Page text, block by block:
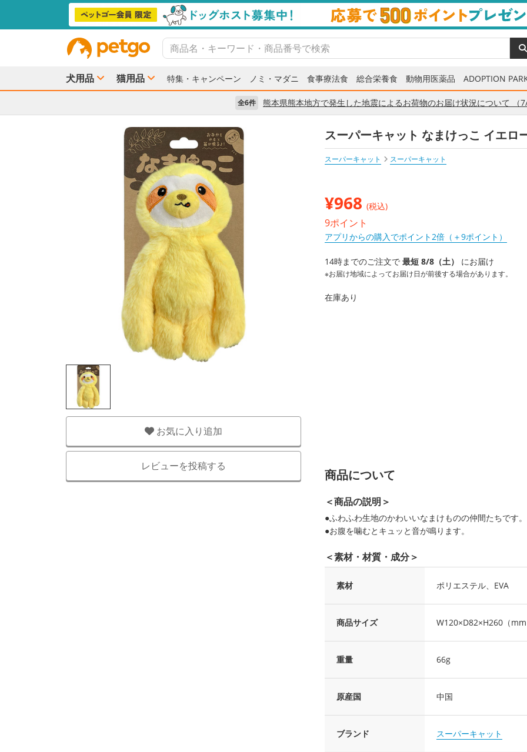
犬用品 猫用品 特集・キャンペーン ノミ・マダニ 食事療法食 総合栄養食 動物用医薬品 ADOPTION
全6件 熊本県熊本地方で発生した地震によるお荷物のお届け状況について （
お気に入り追加
レビューを投稿する
スーパーキャット なまけっこ イエロ
スーパーキャット スーパーキャット
¥968 (税込)
9ポイント
アプリからの購入でポイント2倍（＋9ポイント）
14時までのご注文で 最短 8/8（土） にお届け
※お届け地域によってお届け日が前後する場合があります。
在庫あり
商品について
＜商品の説明＞
●ふわふわ生地のかわいいなまけものの仲間たちです。
●お腹を噛むとキュッと音が鳴ります。
＜素材・材質・成分＞
素材 ポリエステル、EVA
商品サイズ W120×D82×H260（
重量 66g
原産国 中国
ブランド スーパーキャット